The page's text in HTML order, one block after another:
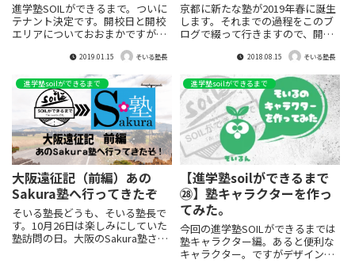
進学塾SOILができるまで。ついに
テナント決定です。開校日と開校
エリアについておおまかですが発
2019.01.15 そいる塾長
京都に新たな塾が2019年春に誕生
します。それまでの過程をこのブ
ログで綴って行きますので、開校
までに多くの人に進学塾soilを知
っていただければ幸いです。今回
は「WordPressで開始の巻」とい
うことで同業の方へ向けて塾ブロ
グについての記事となります。
2018.08.15 そいる塾長
進学塾soilができるまで
大阪遠征記（前編）あの
Sakura塾へ行ってきたぞ
そいる塾長どうも、そいる塾長で
す。10月26日は楽しみにしていた
塾訪問の日。大阪のSakura塾さん
進学塾soilができるまで
【進学塾soilができるまで
㉘】塾キャラクターを作っ
てみた。
今回の進学塾SOILができるまでは
塾キャラクター編。あると便利な
キャラクター。ですがデザインセ